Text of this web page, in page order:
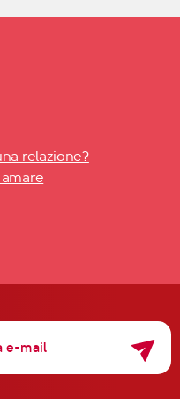
relazione?
amare